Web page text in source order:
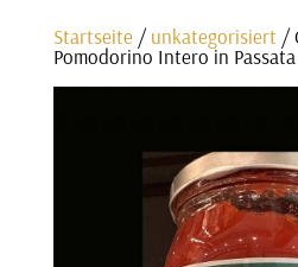
Startseite /unkategorisiert /
Pomodorino Intero in Passata